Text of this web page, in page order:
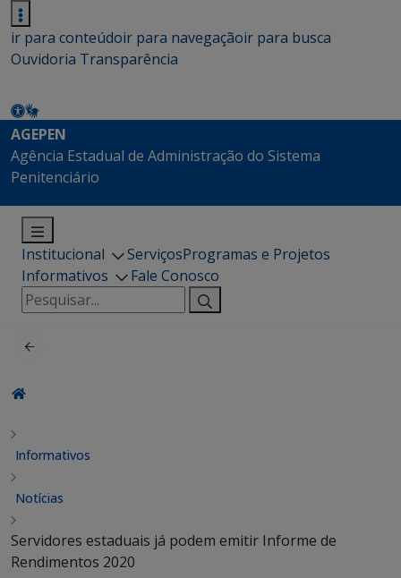
ir para conteúdoir para navegaçãoir para busca
Ouvidoria Transparência
AGEPEN
Agência Estadual de Administração do Sistema
Penitenciário
Institucional ServiçosProgramas e Projetos
Informativos
Fale Conosco
Pesquisar
por:
Informativos
Notícias
Servidores estaduais já podem emitir Informe de
Rendimentos 2020